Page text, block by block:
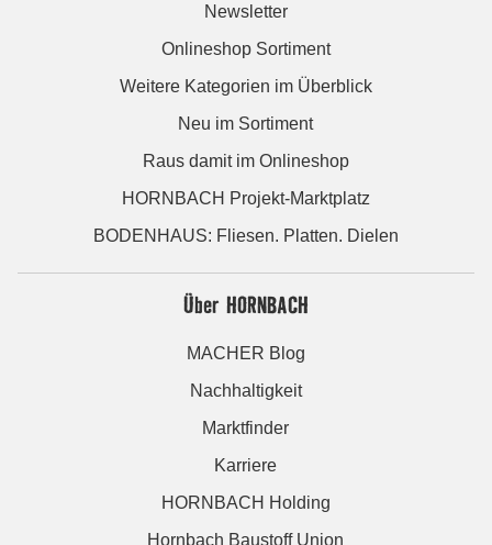
Newsletter
Onlineshop Sortiment
Weitere Kategorien im Überblick
Neu im Sortiment
Raus damit im Onlineshop
HORNBACH Projekt-Marktplatz
BODENHAUS: Fliesen. Platten. Dielen
Über HORNBACH
MACHER Blog
Nachhaltigkeit
Marktfinder
Karriere
HORNBACH Holding
Hornbach Baustoff Union